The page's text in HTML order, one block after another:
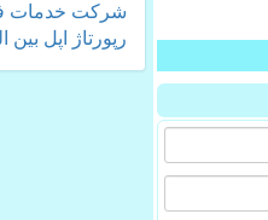
شركت خدمات
رپورتاژ
اپل بین